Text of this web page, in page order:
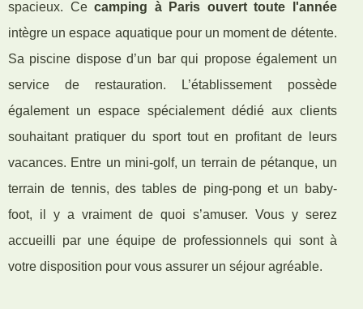
spacieux. Cecamping à Paris ouvert toute l'année
intègre un espace aquatique pour un moment de détente.
Sa piscine dispose d’un bar qui propose également un
service de restauration. L’établissement possède
également un espace spécialement dédié aux clients
souhaitant pratiquer du sport tout en profitant de leurs
vacances. Entre un mini-golf, un terrain de pétanque, un
terrain de tennis, des tables de ping-pong et un baby-
foot, il y a vraiment de quoi s’amuser. Vous y serez
accueilli par une équipe de professionnels qui sont à
votre disposition pour vous assurer un séjour agréable.